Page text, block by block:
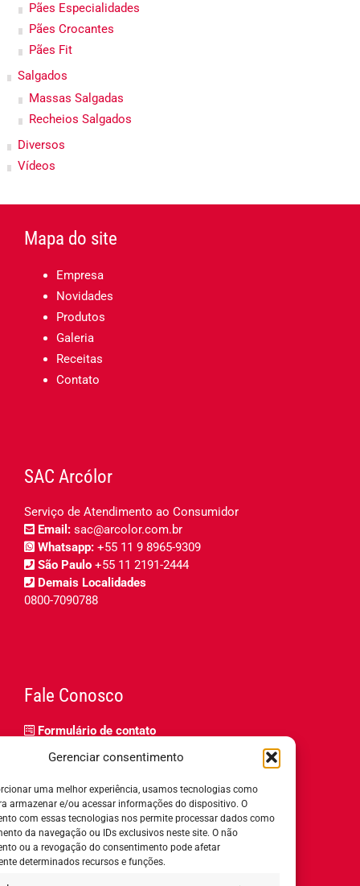
Gerenciar consentimento
uma melhor experiência, usamos tecnologias como
armazenar e/ou acessar informações do dispositivo. O
com essas tecnologias nos permite processar dados como
da navegação ou IDs exclusivos neste site. O não
ou a revogação do consentimento pode afetar
determinados recursos e funções.
Pães Especialidades
Pães Crocantes
Pães Fit
Salgados
Massas Salgadas
Recheios Salgados
Diversos
Vídeos
Mapa do site
Empresa
Novidades
Produtos
Galeria
Receitas
Contato
SAC Arcólor
Serviço de Atendimento ao Consumidor
Email: sac@arcolor.com.br
Whatsapp: +55 11 9 8965-9309
São Paulo +55 11 2191-2444
Demais Localidades
0800-7090788
Fale Conosco
Formulário de contato
Relatório de igualdade salarial
Horário de Atendimento: